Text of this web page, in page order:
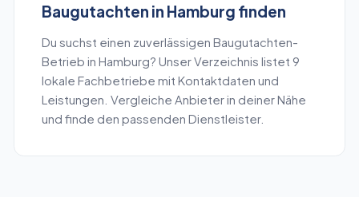
Baugutachten in Hamburg finden
Du suchst einen zuverlässigen Baugutachten-
Betrieb in Hamburg? Unser Verzeichnis listet 9
lokale Fachbetriebe mit Kontaktdaten und
Leistungen. Vergleiche Anbieter in deiner Nähe
und finde den passenden Dienstleister.